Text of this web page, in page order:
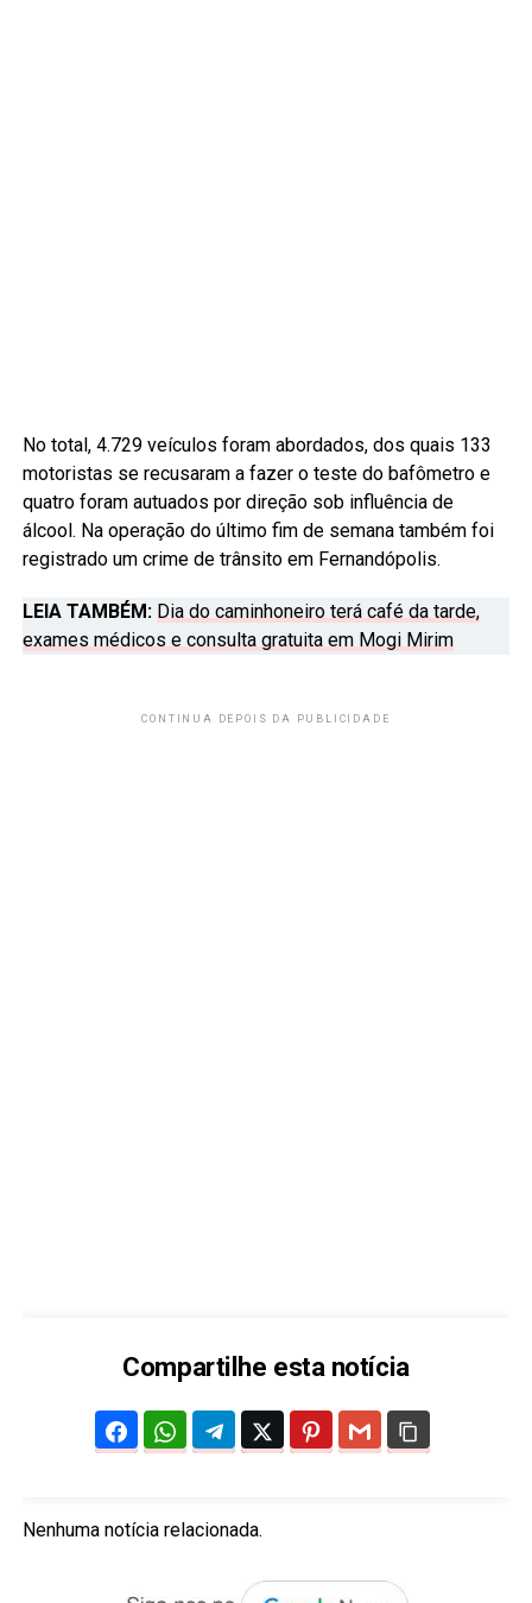
No total, 4.729 veículos foram abordados, dos quais 133
motoristas se recusaram a fazer o teste do bafômetro e
quatro foram autuados por direção sob influência de
álcool. Na operação do último fim de semana também foi
registrado um crime de trânsito em Fernandópolis.
LEIA TAMBÉM: Dia do caminhoneiro terá café da tarde,
exames médicos e consulta gratuita em Mogi Mirim
CONTINUA DEPOIS DA PUBLICIDADE
Compartilhe esta notícia
Nenhuma notícia relacionada.